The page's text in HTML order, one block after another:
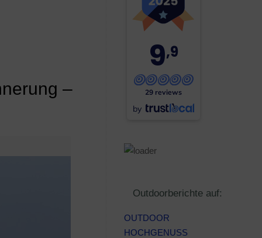
–
9,9
29 reviews
by
Outdoorberichte auf:
OUTDOOR
HOCHGENUSS